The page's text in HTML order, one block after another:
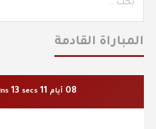
المباراة القادمة
08 أيام 11
13 secs